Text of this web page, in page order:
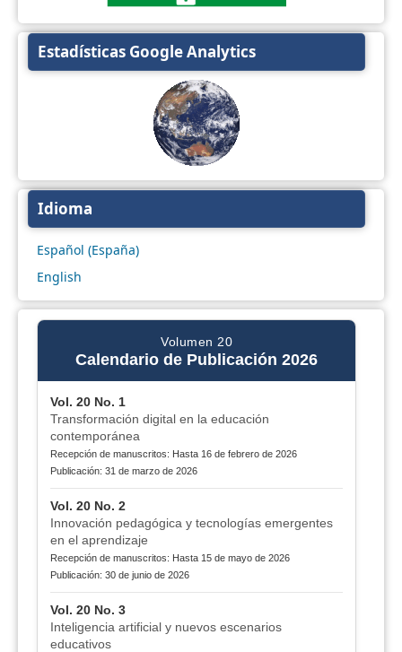
Estadísticas Google Analytics
Idioma
Español (España)
English
Volumen 20
Calendario de Publicación 2026
Vol. 20 No. 1
Transformación digital en la educación
contemporánea
Recepción de manuscritos: Hasta 16 de febrero de 2026
Publicación: 31 de marzo de 2026
Vol. 20 No. 2
Innovación pedagógica y tecnologías emergentes
en el aprendizaje
Recepción de manuscritos: Hasta 15 de mayo de 2026
Publicación: 30 de junio de 2026
Vol. 20 No. 3
Inteligencia artificial y nuevos escenarios
educativos